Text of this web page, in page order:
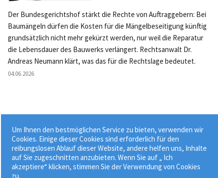
Der Bundesgerichtshof stärkt die Rechte von Auftraggebern: Bei
Baumängeln dürfen die Kosten für die Mängelbeseitigung künftig
grundsätzlich nicht mehr gekürzt werden, nur weil die Reparatur
die Lebensdauer des Bauwerks verlängert. Rechtsanwalt Dr.
Andreas Neumann klärt, was das für die Rechtslage bedeutet.
04.06.2026
Weitere News »
Um Ihnen den bestmöglichen Service zu bieten, verwenden wir
Cookies. Einige dieser Cookies sind erforderlich für den
reibungslosen Ablauf dieser Website, andere helfen uns, Inhalte
auf Sie zugeschnitten anzubieten. Wenn Sie auf „ Ich
akzeptiere“ klicken, stimmen Sie der Verwendung von Cookies
zu.